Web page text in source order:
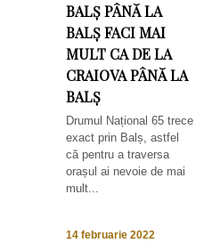
BALȘ PÂNĂ LA
BALȘ FACI MAI
MULT CA DE LA
CRAIOVA PÂNĂ LA
BALȘ
Drumul Național 65 trece
exact prin Balș, astfel
că pentru a traversa
orașul ai nevoie de mai
mult...
14 februarie 2022